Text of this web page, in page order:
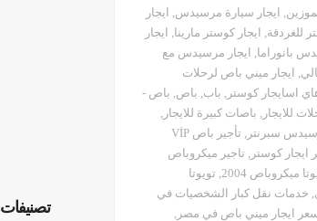
, ايجار سيارة مرسيدس, ايجار
للغردقة, ايجار كوستر مارينا, ايجار
بانوراما, ايجار مرسيدس مع
, ايجار ميني باص لرحلات
هاي اسايجار كوستر , باب, باص, باص -
للايجار , باصات كبيرة للايجار ,
,
تأجير باص VİP
ايجار كوستر , تاجير ميكروباص
ميكروباص 2004 , تويوتا
, خدمات نقل كبار الشخصيات في
ايجار ميني باص في مصر ,
تصنيفات